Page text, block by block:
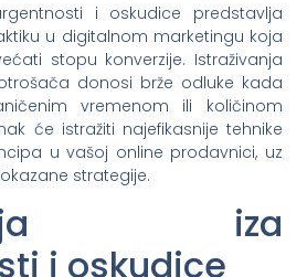
i oskudice predstavlja
u digitalnom marketingu koja
stopu konverzije. Istraživanja
donosi brže odluke kada
vremenom ili količinom
će istražiti najefikasnije tehnike
u vašoj online prodavnici, uz
strategije.
iza
i oskudice